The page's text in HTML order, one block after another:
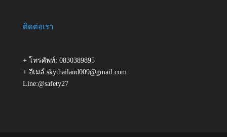
ติดต่อเรา
+ โทรศัพท์: 0830389895
+ อีเมล์:skythailand009@gmail.com
Line:@safety27